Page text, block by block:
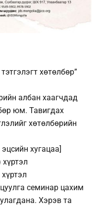
хөтөлбөр”
албан хаагчдад
юм. Тавигдах
хөтөлбөрийн
хугацаа]
семинар цахим
Хэрэв та